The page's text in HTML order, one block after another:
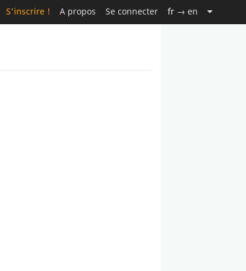
S'inscrire ! A propos Se connecter fr → en